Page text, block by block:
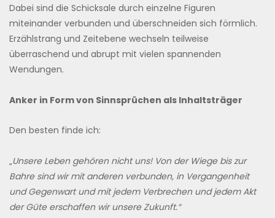
Dabei sind die Schicksale durch einzelne Figuren
miteinander verbunden und überschneiden sich förmlich.
Erzählstrang und Zeitebene wechseln teilweise
überraschend und abrupt mit vielen spannenden
Wendungen.
Anker in Form von Sinnsprüchen als Inhaltsträger
Den besten finde ich:
„Unsere Leben gehören nicht uns! Von der Wiege bis zur
Bahre sind wir mit anderen verbunden, in Vergangenheit
und Gegenwart und mit jedem Verbrechen und jedem Akt
der Güte erschaffen wir unsere Zukunft.“